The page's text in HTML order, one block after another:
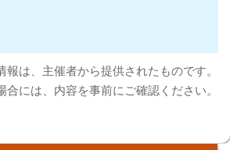
報は、主催者から提供されたものです。
合には、内容を事前にご確認ください。